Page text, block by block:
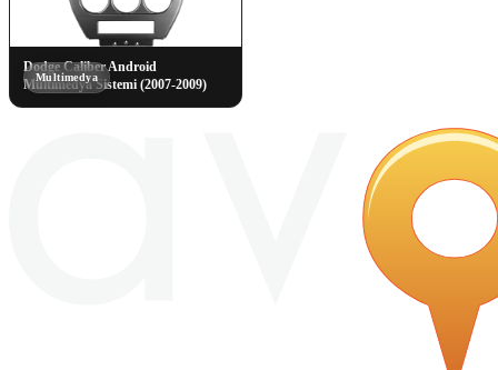
Dodge Caliber Android
Multimedya Sistemi (2007-2009)
Multimedya